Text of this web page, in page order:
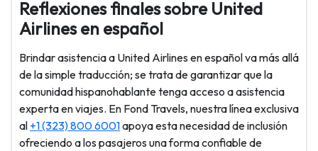
Reflexiones finales sobre United
Airlines en español
Brindar asistencia a United Airlines en español va más allá
de la simple traducción; se trata de garantizar que la
comunidad hispanohablante tenga acceso a asistencia
experta en viajes. En Fond Travels, nuestra línea exclusiva
al +1 (323) 800 6001apoya esta necesidad de inclusión
ofreciendo a los pasajeros una forma confiable de